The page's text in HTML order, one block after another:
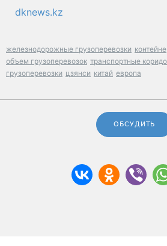
dknews.kz
железнодорожные грузоперевозки
объем грузоперевозок транспортные
грузоперевозки цзянси китай европа
ОБСУДИТЬ